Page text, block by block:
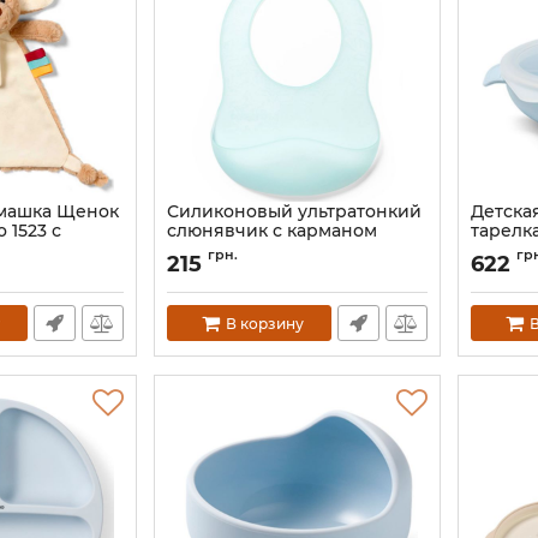
Щенок
с
пустышки
Силиконовый ультратонкий
слюнявчик с карманом
BabyOno
Артикул:
215 грн.
В корзину
Артикул:
622